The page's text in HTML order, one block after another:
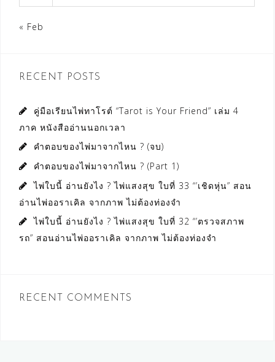
« Feb
RECENT POSTS
คู่มือเรียนไพ่ทาโรต์ “Tarot is Your Friend” เล่ม 4
ภาค หนังสืออ่านนอกเวลา
คำตอบของไพ่มาจากไหน ? (จบ)
คำตอบของไพ่มาจากไหน ? (Part 1)
ไพ่ใบนี้ อ่านยังไง ? ไพ่แสงสุข ใบที่ 33 “’เชิดหุ่น” สอน
อ่านไพ่ออราเคิล จากภาพ ไม่ต้องท่องจำ
ไพ่ใบนี้ อ่านยังไง ? ไพ่แสงสุข ใบที่ 32 “’ตรวจสภาพ
รถ” สอนอ่านไพ่ออราเคิล จากภาพ ไม่ต้องท่องจำ
RECENT COMMENTS